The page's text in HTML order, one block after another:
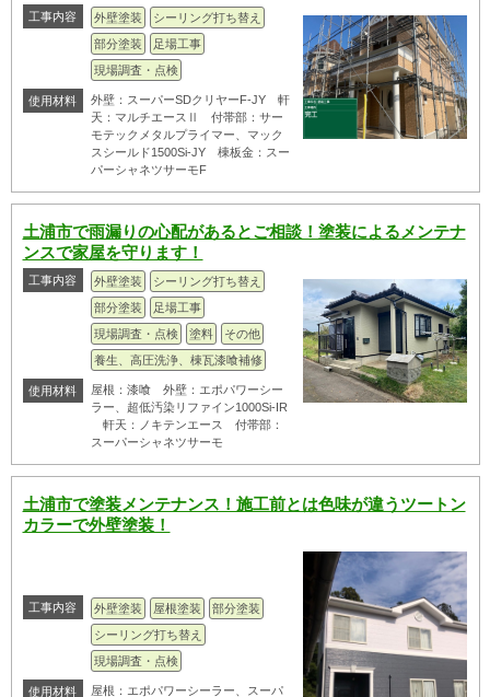
工事内容 外壁塗装
シーリング打ち替え
部分塗装
足場工事
現場調査・点検
使用材料
外壁：スーパーSDクリヤーF-JY 軒
天：マルチエースⅡ 付帯部：サー
モテックメタルプライマー、マック
スシールド1500Si-JY 棟板金：スー
パーシャネツサーモF
土浦市で雨漏りの心配があるとご相談！塗装によるメンテナ
ンスで家屋を守ります！
工事内容 外壁塗装
シーリング打ち替え
部分塗装
足場工事
現場調査・点検
塗料
その他
養生、高圧洗浄、棟瓦漆喰補修
使用材料
屋根：漆喰 外壁：エポパワーシー
ラー、超低汚染リファイン1000Si-IR
軒天：ノキテンエース 付帯部：
スーパーシャネツサーモ
土浦市で塗装メンテナンス！施工前とは色味が違うツートン
カラーで外壁塗装！
工事内容 外壁塗装 屋根塗装
部分塗装
シーリング打ち替え
現場調査・点検
使用材料 屋根：エポパワーシーラー、スーパ